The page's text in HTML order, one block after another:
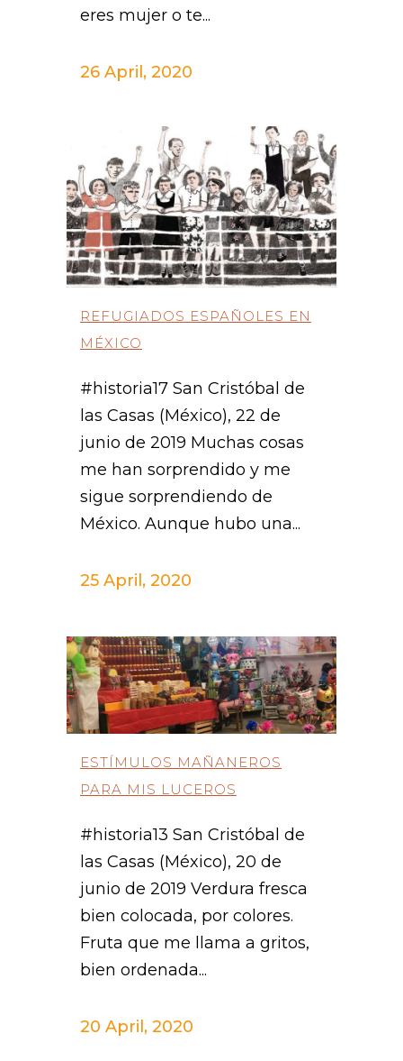
eres mujer o te...
26 April, 2020
REFUGIADOS ESPAÑOLES EN
MÉXICO
#historia17 San Cristóbal de
las Casas (México), 22 de
junio de 2019 Muchas cosas
me han sorprendido y me
sigue sorprendiendo de
México. Aunque hubo una...
25 April, 2020
ESTÍMULOS MAÑANEROS
PARA MIS LUCEROS
#historia13 San Cristóbal de
las Casas (México), 20 de
junio de 2019 Verdura fresca
bien colocada, por colores.
Fruta que me llama a gritos,
bien ordenada...
20 April, 2020